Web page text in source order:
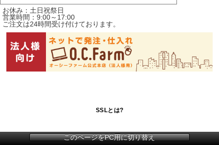
お休み：土日祝祭日
営業時間：9:00～17:00
ご注文は24時間受け付けております。
SSLとは?
このページをPC用に切り替え